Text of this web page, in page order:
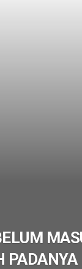
PADANYA